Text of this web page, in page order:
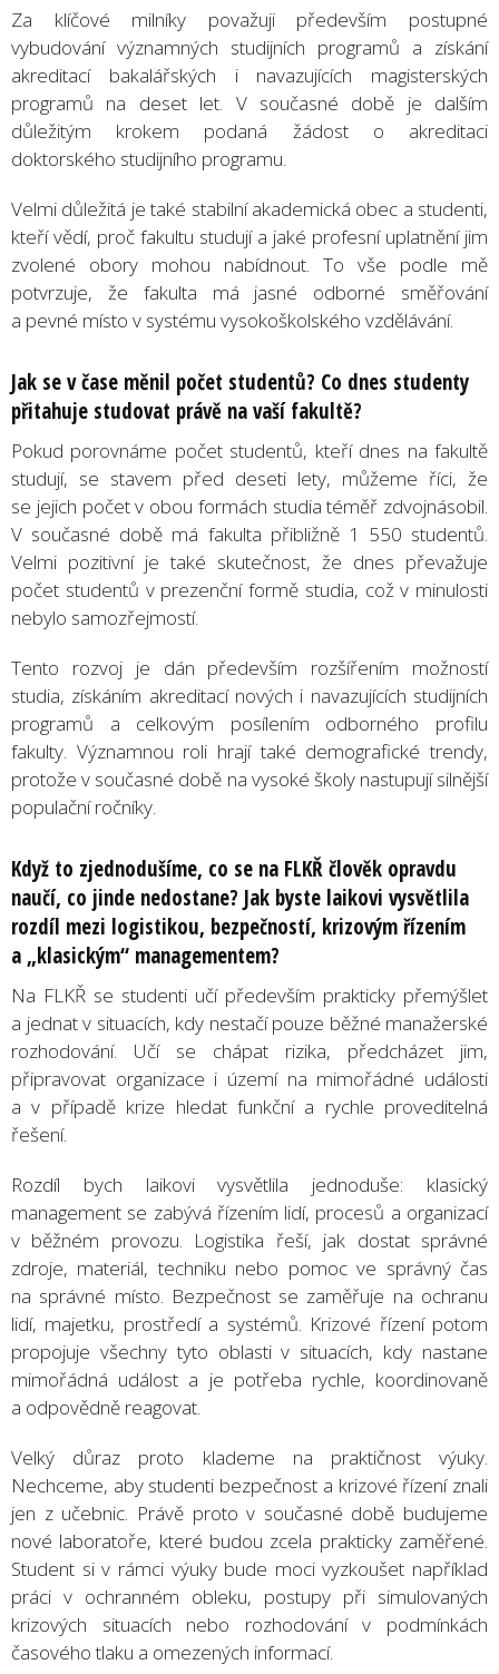
Za klíčové milníky považuji především postupné
vybudování významných studijních programů a získání
akreditací bakalářských i navazujících magisterských
programů na deset let. V současné době je dalším
důležitým krokem podaná žádost o akreditaci
doktorského studijního programu.
Velmi důležitá je také stabilní akademická obec a studenti,
kteří vědí, proč fakultu studují a jaké profesní uplatnění jim
zvolené obory mohou nabídnout. To vše podle mě
potvrzuje, že fakulta má jasné odborné směřování
a pevné místo v systému vysokoškolského vzdělávání.
Jak se v čase měnil počet studentů? Co dnes studenty
přitahuje studovat právě na vaší fakultě?
Pokud porovnáme počet studentů, kteří dnes na fakultě
studují, se stavem před deseti lety, můžeme říci, že
se jejich počet v obou formách studia téměř zdvojnásobil.
V současné době má fakulta přibližně 1 550 studentů.
Velmi pozitivní je také skutečnost, že dnes převažuje
počet studentů v prezenční formě studia, což v minulosti
nebylo samozřejmostí.
Tento rozvoj je dán především rozšířením možností
studia, získáním akreditací nových i navazujících studijních
programů a celkovým posílením odborného profilu
fakulty. Významnou roli hrají také demografické trendy,
protože v současné době na vysoké školy nastupují silnější
populační ročníky.
Když to zjednodušíme, co se na FLKŘ člověk opravdu
naučí, co jinde nedostane? Jak byste laikovi vysvětlila
rozdíl mezi logistikou, bezpečností, krizovým řízením
a „klasickým“ managementem?
Na FLKŘ se studenti učí především prakticky přemýšlet
a jednat v situacích, kdy nestačí pouze běžné manažerské
rozhodování. Učí se chápat rizika, předcházet jim,
připravovat organizace i území na mimořádné události
a v případě krize hledat funkční a rychle proveditelná
řešení.
Rozdíl bych laikovi vysvětlila jednoduše: klasický
management se zabývá řízením lidí, procesů a organizací
v běžném provozu. Logistika řeší, jak dostat správné
zdroje, materiál, techniku nebo pomoc ve správný čas
na správné místo. Bezpečnost se zaměřuje na ochranu
lidí, majetku, prostředí a systémů. Krizové řízení potom
propojuje všechny tyto oblasti v situacích, kdy nastane
mimořádná událost a je potřeba rychle, koordinovaně
a odpovědně reagovat.
Velký důraz proto klademe na praktičnost výuky.
Nechceme, aby studenti bezpečnost a krizové řízení znali
jen z učebnic. Právě proto v současné době budujeme
nové laboratoře, které budou zcela prakticky zaměřené.
Student si v rámci výuky bude moci vyzkoušet například
práci v ochranném obleku, postupy při simulovaných
krizových situacích nebo rozhodování v podmínkách
časového tlaku a omezených informací.